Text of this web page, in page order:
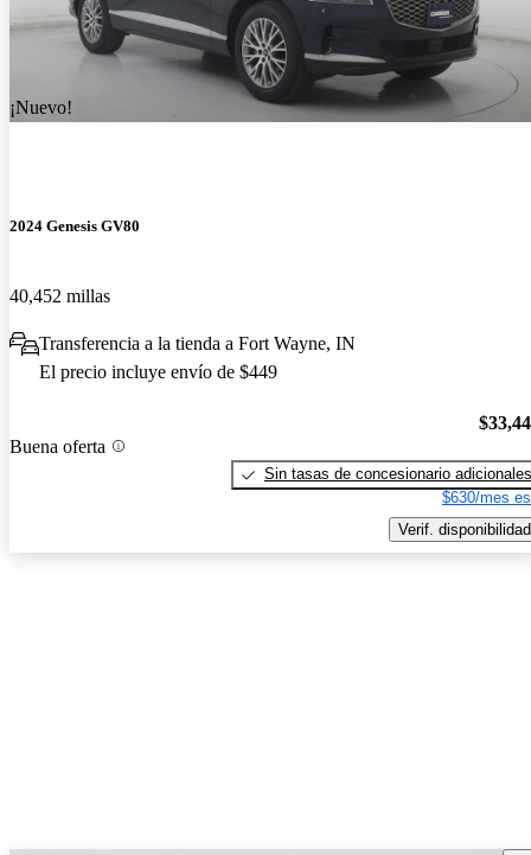
¡Nuevo!
2024 Genesis GV80
40,452 millas
Transferencia a la tienda a Fort Wayne, IN
El precio incluye envío de $449
Buena oferta
Sin tasas de concesionario adicionales
$630/mes
Verif. disponibilidad